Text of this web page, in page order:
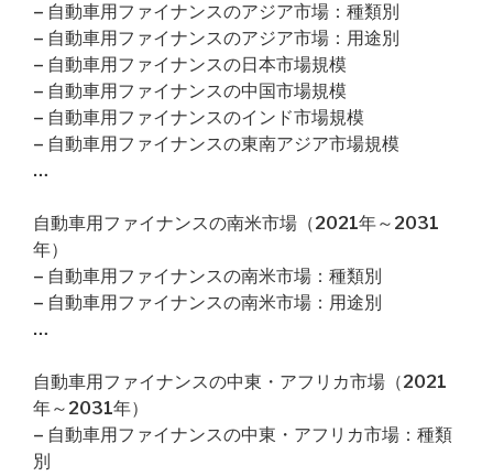
– 自動車用ファイナンスのアジア市場：種類別
– 自動車用ファイナンスのアジア市場：用途別
– 自動車用ファイナンスの日本市場規模
– 自動車用ファイナンスの中国市場規模
– 自動車用ファイナンスのインド市場規模
– 自動車用ファイナンスの東南アジア市場規模
…
自動車用ファイナンスの南米市場（2021年～2031
年）
– 自動車用ファイナンスの南米市場：種類別
– 自動車用ファイナンスの南米市場：用途別
…
自動車用ファイナンスの中東・アフリカ市場（2021
年～2031年）
– 自動車用ファイナンスの中東・アフリカ市場：種類
別